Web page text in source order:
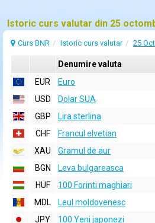
Istoric curs valutar din 25
Curs BNR Istoric curs valutar 25
Denumire valuta
EUR
Euro
USD
Dolar SUA
GBP
Lira sterlina
CHF
Francul elvetian
XAU
Gramul de aur
BGN
Leva bulgareasca
HUF
100 Forinti maghiari
MDL
Leul moldovenesc
JPY
100 Yeni japonezi